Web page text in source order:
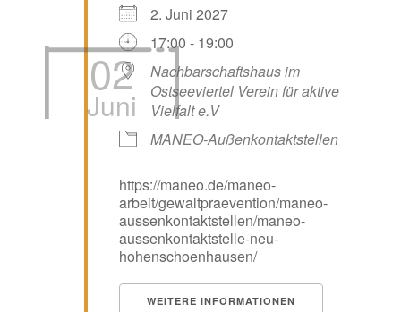
02
Juni
2. Juni 2027
17:00 - 19:00
Nachbarschaftshaus im
Ostseeviertel Verein für aktive
Vielfalt e.V
MANEO-Außenkontaktstellen
https://maneo.de/maneo-
arbeit/gewaltpraevention/maneo-
aussenkontaktstellen/maneo-
aussenkontaktstelle-neu-
hohenschoenhausen/
WEITERE INFORMATIONEN